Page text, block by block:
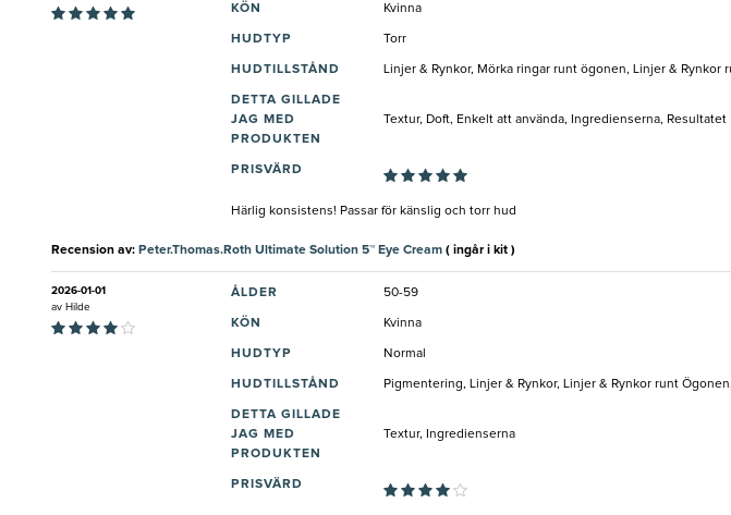
KÖN Kvinna
HUDTYP Torr
HUDTILLSTÅND Linjer & Rynkor, Mörka ringar runt ögonen, Linjer &
DETTA GILLADE
JAG MED
PRODUKTEN
Textur, Doft, Enkelt att använda, Ingredienserna, Resultatet
PRISVÄRD
Härlig konsistens! Passar för känslig och torr hud
Recension av: Peter.Thomas.Roth Ultimate Solution 5™ Eye Cream ( ingår i kit )
2026-01-01
av Hilde
ÅLDER 50-59
KÖN Kvinna
HUDTYP Normal
HUDTILLSTÅND Pigmentering, Linjer & Rynkor, Linjer & Rynkor runt
DETTA GILLADE
JAG MED
PRODUKTEN
Textur, Ingredienserna
PRISVÄRD